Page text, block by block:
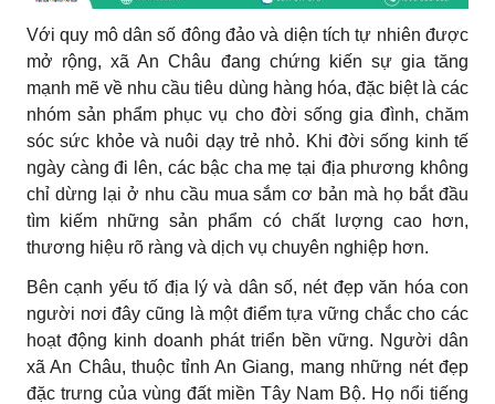
Với quy mô dân số đông đảo và diện tích tự nhiên được
mở rộng, xã An Châu đang chứng kiến sự gia tăng
mạnh mẽ về nhu cầu tiêu dùng hàng hóa, đặc biệt là các
nhóm sản phẩm phục vụ cho đời sống gia đình, chăm
sóc sức khỏe và nuôi dạy trẻ nhỏ. Khi đời sống kinh tế
ngày càng đi lên, các bậc cha mẹ tại địa phương không
chỉ dừng lại ở nhu cầu mua sắm cơ bản mà họ bắt đầu
tìm kiếm những sản phẩm có chất lượng cao hơn,
thương hiệu rõ ràng và dịch vụ chuyên nghiệp hơn.
Bên cạnh yếu tố địa lý và dân số, nét đẹp văn hóa con
người nơi đây cũng là một điểm tựa vững chắc cho các
hoạt động kinh doanh phát triển bền vững. Người dân
xã An Châu, thuộc tỉnh An Giang, mang những nét đẹp
đặc trưng của vùng đất miền Tây Nam Bộ. Họ nổi tiếng